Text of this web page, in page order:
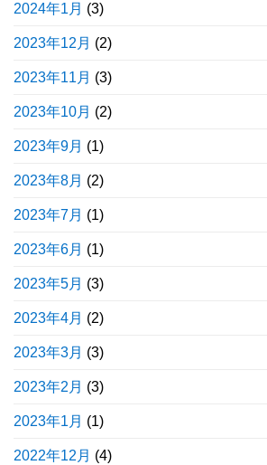
2024年1月 (3)
2023年12月 (2)
2023年11月 (3)
2023年10月 (2)
2023年9月 (1)
2023年8月 (2)
2023年7月 (1)
2023年6月 (1)
2023年5月 (3)
2023年4月 (2)
2023年3月 (3)
2023年2月 (3)
2023年1月 (1)
2022年12月 (4)